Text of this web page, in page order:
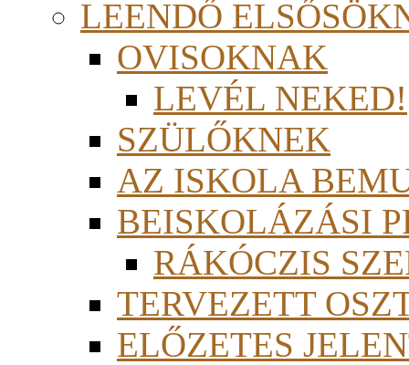
LEENDŐ
OVISOKNAK
LEVÉL NEKED!
SZÜLŐKNEK
AZ ISKOLA
BEISKOLÁZÁSI
RÁKÓCZIS
TERVEZETT
ELŐZETES